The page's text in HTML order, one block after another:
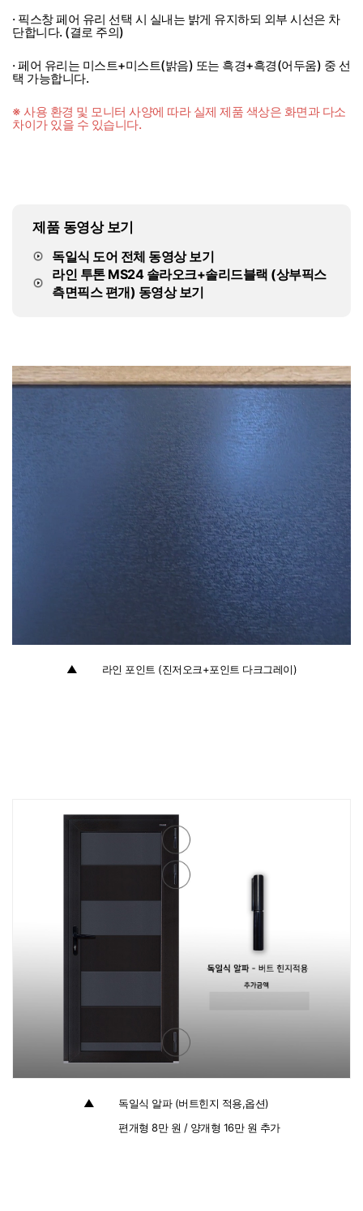
· 픽스창 페어 유리 선택 시 실내는 밝게 유지하되 외부 시선은 차
단합니다. (결로 주의)
· 페어 유리는 미스트+미스트(밝음) 또는 흑경+흑경(어두움) 중 선
택 가능합니다.
※ 사용 환경 및 모니터 사양에 따라 실제 제품 색상은 화면과 다소
차이가 있을 수 있습니다.
제품 동영상 보기
독일식 도어 전체 동영상 보기
라인 투톤 MS24 솔라오크+솔리드블랙 (상부픽스
측면픽스 편개) 동영상 보기
▲ 라인 포인트 (진저오크+포인트 다크그레이)
▲
독일식 알파 (버트힌지 적용,옵션)
편개형 8만 원 / 양개형 16만 원 추가